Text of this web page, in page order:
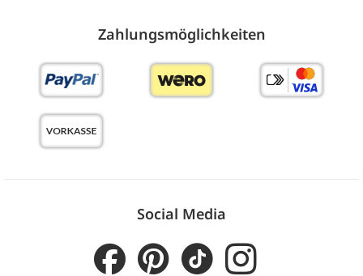
Zahlungs­möglich­keiten
Social Media